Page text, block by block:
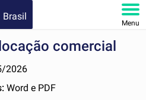
Brasil
Menu
comercial
2026
Word e PDF